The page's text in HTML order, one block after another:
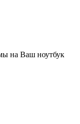
на Ваш ноутбук